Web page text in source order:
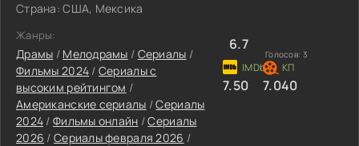
Страна: США, Мексика
Жанры:
Драмы / Мелодрамы / Сериалы /
Фильмы 2024 / Сериалы с
высоким рейтингом /
Американские сериалы /Сериалы
2024 / Фильмы онлайн /Сериалы
2026 / Сериалы февраля 2026 /
6.7
Голосов: 3
7.50 7.040